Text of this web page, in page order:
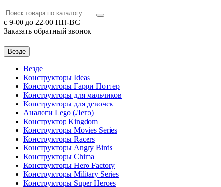
c 9-00 до 22-00 ПН-ВС
Заказать обратный звонок
Везде
Везде
Конструкторы Ideas
Конструкторы Гарри Поттер
Конструкторы для мальчиков
Конструкторы для девочек
Аналоги Lego (Лего)
Конструктор Kingdom
Конструкторы Movies Series
Конструкторы Racers
Конструкторы Angry Birds
Конструкторы Chima
Конструкторы Hero Factory
Конструкторы Military Series
Конструкторы Super Heroes